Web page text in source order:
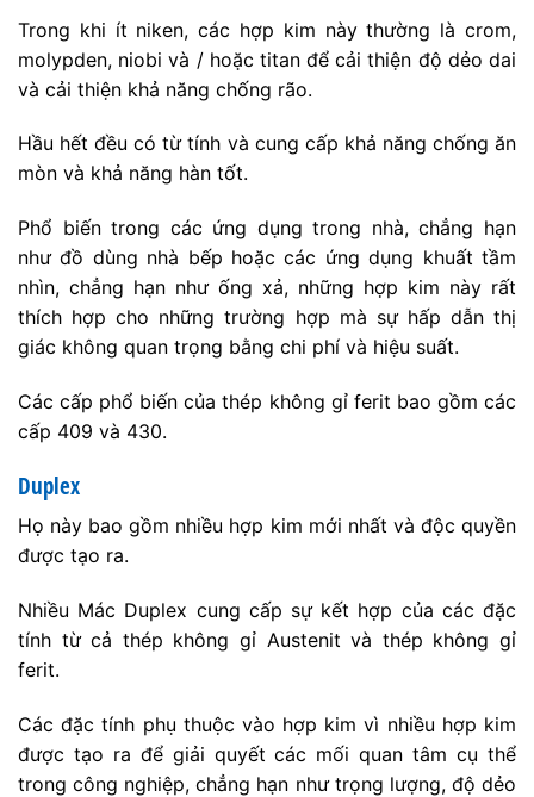
Trong khi ít niken, các hợp kim này thường là crom,
molypden, niobi và / hoặc titan để cải thiện độ dẻo dai
và cải thiện khả năng chống rão.
Hầu hết đều có từ tính và cung cấp khả năng chống ăn
mòn và khả năng hàn tốt.
Phổ biến trong các ứng dụng trong nhà, chẳng hạn
như đồ dùng nhà bếp hoặc các ứng dụng khuất tầm
nhìn, chẳng hạn như ống xả, những hợp kim này rất
thích hợp cho những trường hợp mà sự hấp dẫn thị
giác không quan trọng bằng chi phí và hiệu suất.
Các cấp phổ biến của thép không gỉ ferit bao gồm các
cấp 409 và 430.
Duplex
Họ này bao gồm nhiều hợp kim mới nhất và độc quyền
được tạo ra.
Nhiều Mác Duplex cung cấp sự kết hợp của các đặc
tính từ cả thép không gỉ Austenit và thép không gỉ
ferit.
Các đặc tính phụ thuộc vào hợp kim vì nhiều hợp kim
được tạo ra để giải quyết các mối quan tâm cụ thể
trong công nghiệp, chẳng hạn như trọng lượng, độ dẻo